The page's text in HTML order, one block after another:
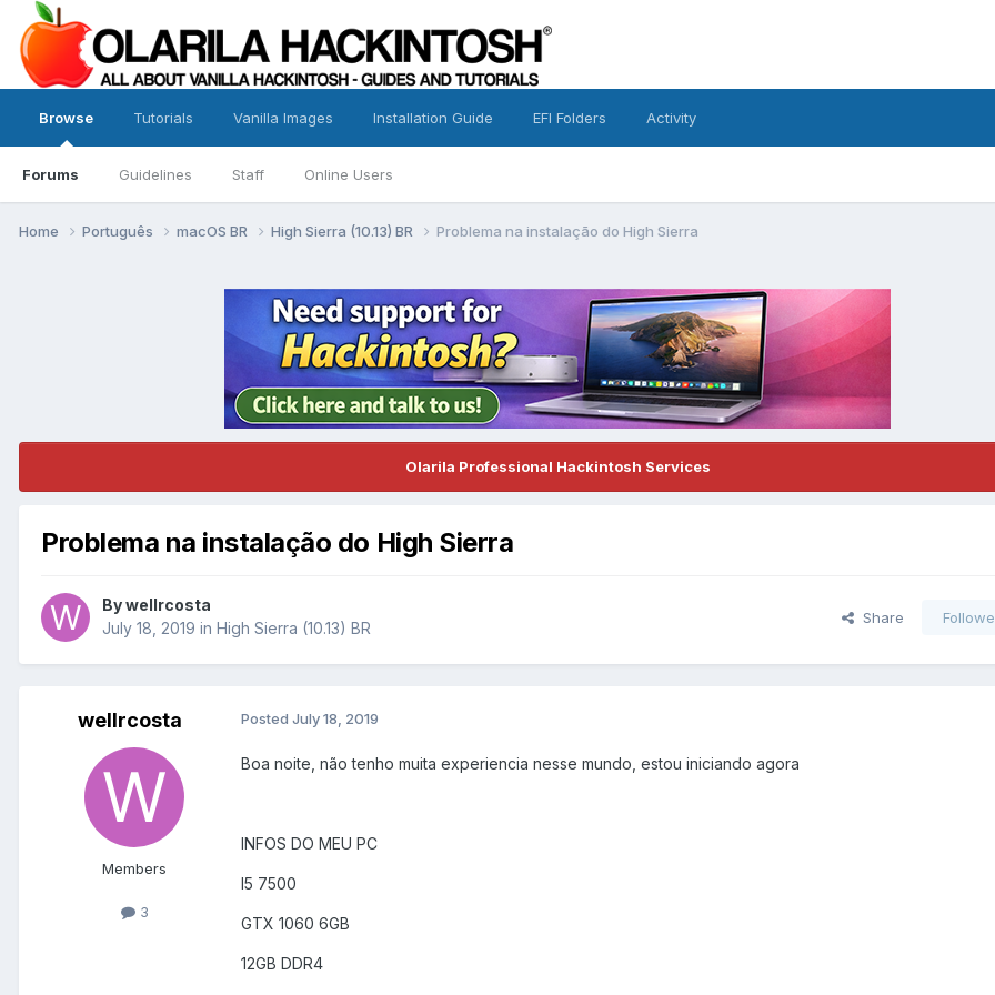
Browse
Forums Guidelines Staff Online Users
Tutorials Vanilla Images Installation Guide EFI Folders Activity
Home Português macOS BR High Sierra (10.13) BR Problema na instalação do High Sierra
Olarila Professional Hackintosh Services
Problema na instalação do High Sierra
Bywellrcosta
July 18, 2019 in High Sierra (10.13) BR
Share
wellrcosta
Members
3
Posted July 18, 2019
Boa noite, não tenho muita experiencia nesse mundo, estou iniciando agora
INFOS DO MEU PC
I5 7500
GTX 1060 6GB
12GB DDR4